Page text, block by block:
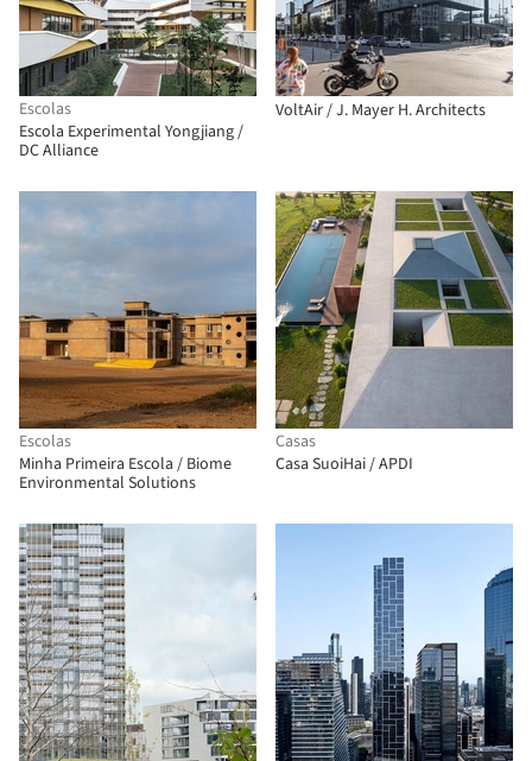
Escolas
Escola Experimental Yongjiang /
DC Alliance
VoltAir / J. Mayer H. Architects
Escolas
Minha Primeira Escola / Biome
Environmental Solutions
Casas
Casa SuoiHai / APDI